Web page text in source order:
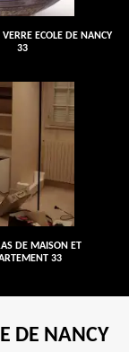
VERRE ECOLE DE NANCY
33
DE MAISON ET
33
DE NANCY